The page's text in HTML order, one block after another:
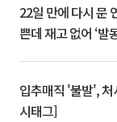
22일 만에 다시 문
쁜데 재고 없어 ‘발
입추매직 '불발',
시태그]